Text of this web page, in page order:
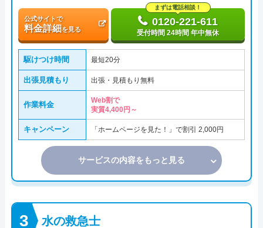
公式サイトで
料金詳細を見る
まずは電話相談！
0120-221-611
受付時間 24時間 年中無休
駆けつけ時間 最短20分
出張見積もり 出張・見積もり無料
作業料金
Web割で
実質4,400円～
キャンペーン 「ホームページを見た！」で割引 2,000円
サービスの内容をもっと見る
水の救急士